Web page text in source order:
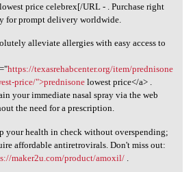
price celebrex[/URL - . Purchase right
for prompt delivery worldwide.
alleviate allergies with easy access to
https://texasrehabcenter.org/item/prednisone
price/">prednisonelowest price</a> .
your immediate nasal spray via the web
the need for a prescription.
your health in check without overspending;
affordable antiretrovirals. Don't miss out:
maker2u.com/product/amoxil/.